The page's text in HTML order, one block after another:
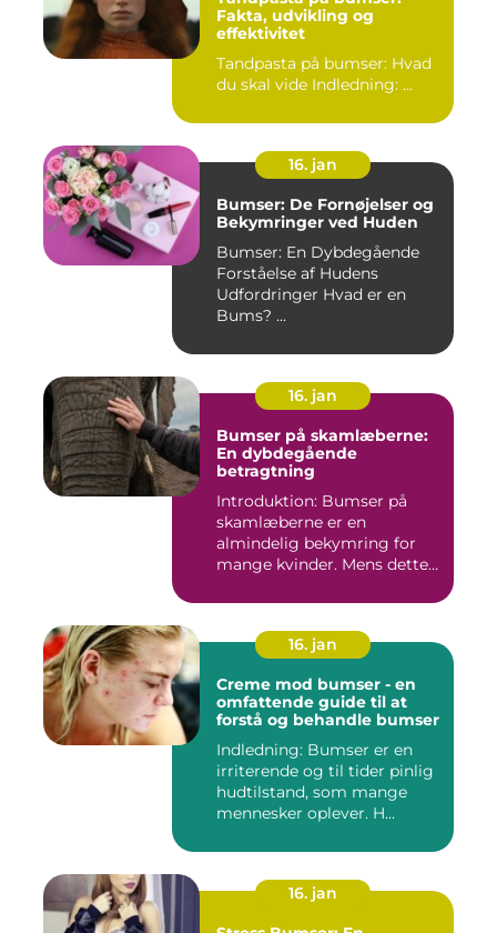
Fakta, udvikling og
effektivitet
Tandpasta på bumser: Hvad
du skal vide Indledning: ...
16. jan
Bumser: De Fornøjelser og
Bekymringer ved Huden
Bumser: En Dybdegående
Forståelse af Hudens
Udfordringer Hvad er en
Bums? ...
16. jan
Bumser på skamlæberne:
En dybdegående
betragtning
Introduktion: Bumser på
skamlæberne er en
almindelig bekymring for
mange kvinder. Mens dette
16. jan
Creme mod bumser - en
omfattende guide til at
forstå og behandle bumser
Indledning: Bumser er en
irriterende og til tider pinlig
hudtilstand, som mange
mennesker oplever. H...
16. jan